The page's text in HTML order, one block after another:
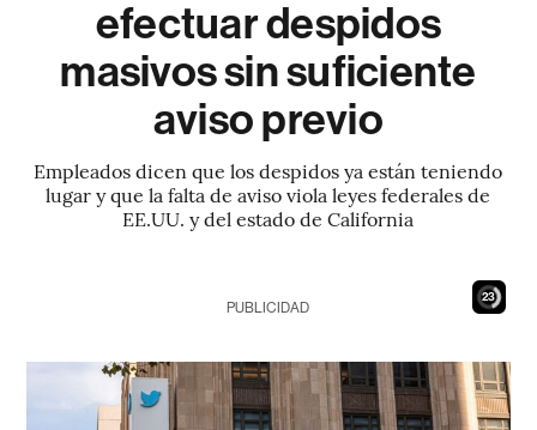
efectuar despidos
masivos sin suficiente
aviso previo
Empleados dicen que los despidos ya están teniendo
lugar y que la falta de aviso viola leyes federales de
EE.UU. y del estado de California
21
PUBLICIDAD